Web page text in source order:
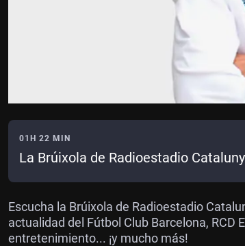
01H 22 MIN
La Brúixola de Radioestadio
Escucha la Brúixola de Radioestadio
actualidad del Fútbol Club Barcelona, RCD
entretenimiento... ¡y mucho más!